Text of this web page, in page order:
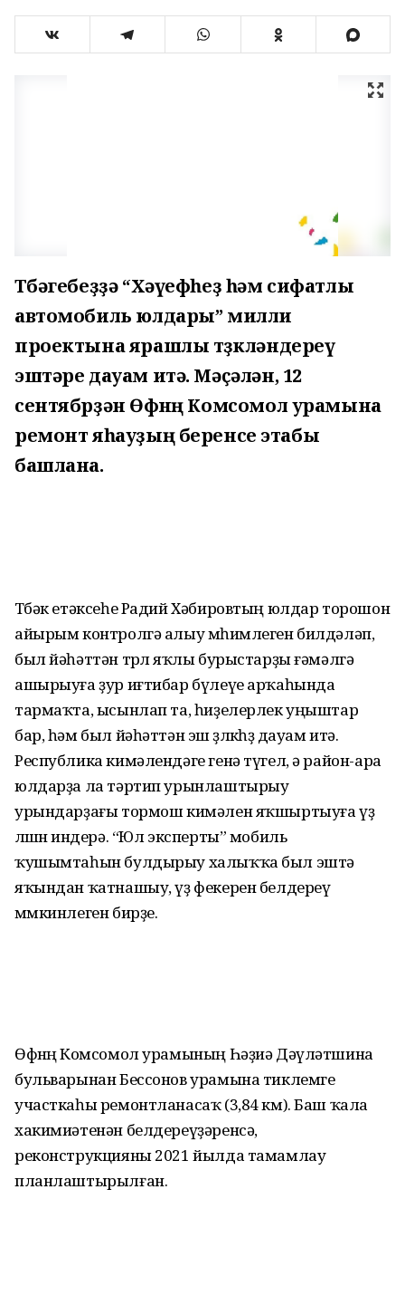
Төбәгебеҙҙә “Хәүефһеҙ һәм сифатлы
автомобиль юлдары” милли
проектына ярашлы төҙөкләндереү
эштәре дауам итә. Мәҫәлән, 12
сентябрҙән Өфөнөң Комсомол урамына
ремонт яһауҙың беренсе этабы
башлана.
Төбәк етәксеһе Радий Хәбировтың юлдар торошон
айырым контролгә алыу мөһимлеген билдәләп,
был йәһәттән төрлө яҡлы бурыстарҙы ғәмәлгә
ашырыуға ҙур иғтибар бүлеүе арҡаһында
тармаҡта, ысынлап та, һиҙелерлек уңыштар
бар, һәм был йәһәттән эш өҙлөкһөҙ дауам итә.
Республика кимәлендәге генә түгел, ә район-ара
юлдарҙа ла тәртип урынлаштырыу
урындарҙағы тормош кимәлен яҡшыртыуға үҙ
өлөшөн индерә. “Юл эксперты” мобиль
ҡушымтаһын булдырыу халыҡҡа был эштә
яҡындан ҡатнашыу, үҙ фекерен белдереү
мөмкинлеген бирҙе.
Өфөнөң Комсомол урамының Һәҙиә Дәүләтшина
бульварынан Бессонов урамына тиклемге
участкаһы ремонтланасаҡ (3,84 км). Баш ҡала
хакимиәтенән белдереүҙәренсә,
реконструкцияны 2021 йылда тамамлау
планлаштырылған.